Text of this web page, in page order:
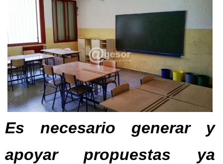
Es necesario generar y
apoyar propuestas ya